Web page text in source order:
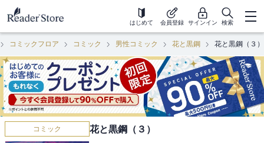
はじめて 会員登録 サインイン 検索
コミックフロア コミック 男性コミック 花と黒鋼 花と黒鋼（３）
コミック 花と黒鋼（３）